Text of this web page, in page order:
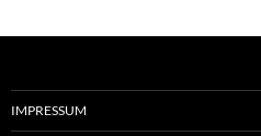
IMPRESSUM